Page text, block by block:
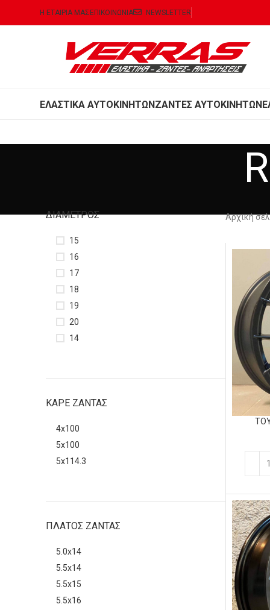
Η ΕΤΑΙΡΙΑ ΜΑΣ ΕΠΙΚΟΙΝΩΝΙΑ NEWSLETTER
ΕΛΑΣΤΙΚΑ ΑΥΤΟΚΙΝΗΤΩΝΖΑΝΤΕΣ ΑΥΤΟΚΙΝΗΤΩΝ
ΔΙΆΜΕΤΡΟΣ
15
16
17
18
19
20
14
ΚΑΡΕ ΖΑΝΤΑΣ
4x100
5x100
5x114.3
ΠΛΑΤΟΣ ΖΑΝΤΑΣ
5.0x14
5.5x14
5.5x15
5.5x16
Αρχική